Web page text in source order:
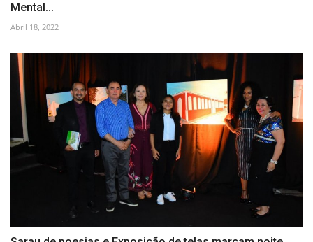
Mental...
Abril 18, 2022